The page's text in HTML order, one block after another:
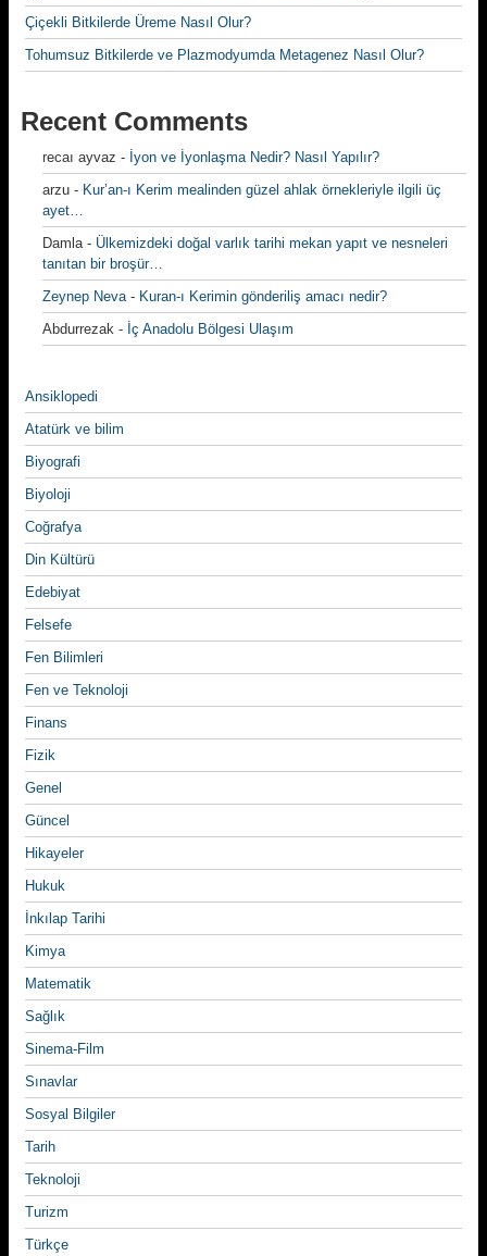
Çiçekli Bitkilerde Üreme Nasıl Olur?
Tohumsuz Bitkilerde ve Plazmodyumda Metagenez Nasıl Olur?
Recent Comments
recaı ayvaz - İyon ve İyonlaşma Nedir? Nasıl Yapılır?
arzu - Kur’an-ı Kerim mealinden güzel ahlak örnekleriyle ilgili üç
ayet…
Damla- Ülkemizdeki doğal varlık tarihi mekan yapıt ve nesneleri
tanıtan bir broşür…
Zeynep Neva- Kuran-ı Kerimin gönderiliş amacı nedir?
Abdurrezak - İç Anadolu Bölgesi Ulaşım
Ansiklopedi
Atatürk ve bilim
Biyografi
Biyoloji
Coğrafya
Din Kültürü
Edebiyat
Felsefe
Fen Bilimleri
Fen ve Teknoloji
Finans
Fizik
Genel
Güncel
Hikayeler
Hukuk
İnkılap Tarihi
Kimya
Matematik
Sağlık
Sinema-Film
Sınavlar
Sosyal Bilgiler
Tarih
Teknoloji
Turizm
Türkçe